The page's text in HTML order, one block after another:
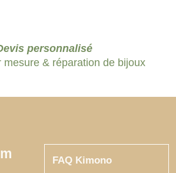
personnalisé
mesure & réparation de bijoux
FAQ Kimono